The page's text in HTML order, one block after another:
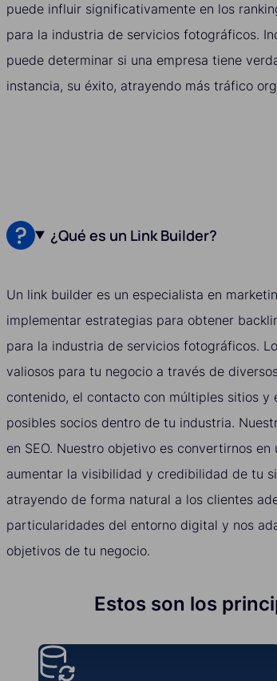
puede influir significativamente en los
para la industria de servicios fotográficos.
puede determinar si una empresa tiene
instancia, su éxito, atrayendo más tráfico
¿Qué es un Link Builder?
Un link builder es un especialista en
implementar estrategias para obtener
para la industria de servicios fotográficos.
valiosos para tu negocio a través de
contenido, el contacto con múltiples sitios y
posibles socios dentro de tu industria.
en SEO. Nuestro objetivo es convertirnos
aumentar la visibilidad y credibilidad de tu
atrayendo de forma natural a los clientes
particularidades del entorno digital y nos
objetivos de tu negocio.
Estos son los